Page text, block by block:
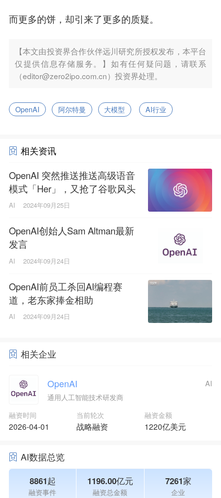
而更多的饼，却引来了更多的质疑。
【本文由投资界合作伙伴远川研究所授权发布，本平台
仅提供信息存储服务。】如有任何疑问题，请联系
（editor@zero2ipo.com.cn）投资界处理。
OpenAI 阿尔特曼 大模型 AI行业
相关资讯
OpenAI 突然推送推送高级语音
模式「Her」，又抢了谷歌风头
AI 2024年09月25日
OpenAI创始人Sam Altman最新
发言
AI 2024年09月24日
OpenAI前员工杀回AI编程赛
道，老东家捧金相助
AI 2024年09月24日
相关企业
OpenAI
通用人工智能技术研发商
AI
融资时间
2026-04-01
当前轮次
战略融资
融资金额
1220亿美元
AI数据总览
8861起
融资事件
1196.00亿元
融资总金额
7261家
企业